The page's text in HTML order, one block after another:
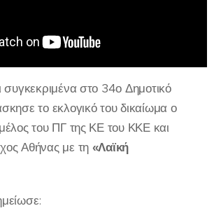
συγκεκριμένα στο 34ο Δημοτικό
το εκλογικό του δικαίωμα ο
μέλος του ΠΓ της ΚΕ του ΚΚΕ και
Αθήνας με τη «Λαϊκή